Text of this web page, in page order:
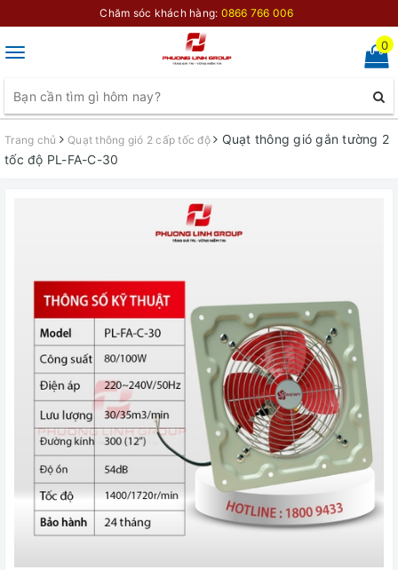
Chăm sóc khách hàng: 0866 766 006
Toggle
0
Trang chủ Quạt thông gió 2 cấp tốc độ
Quạt thông gió gắn tường 2
tốc độ PL-FA-C-30